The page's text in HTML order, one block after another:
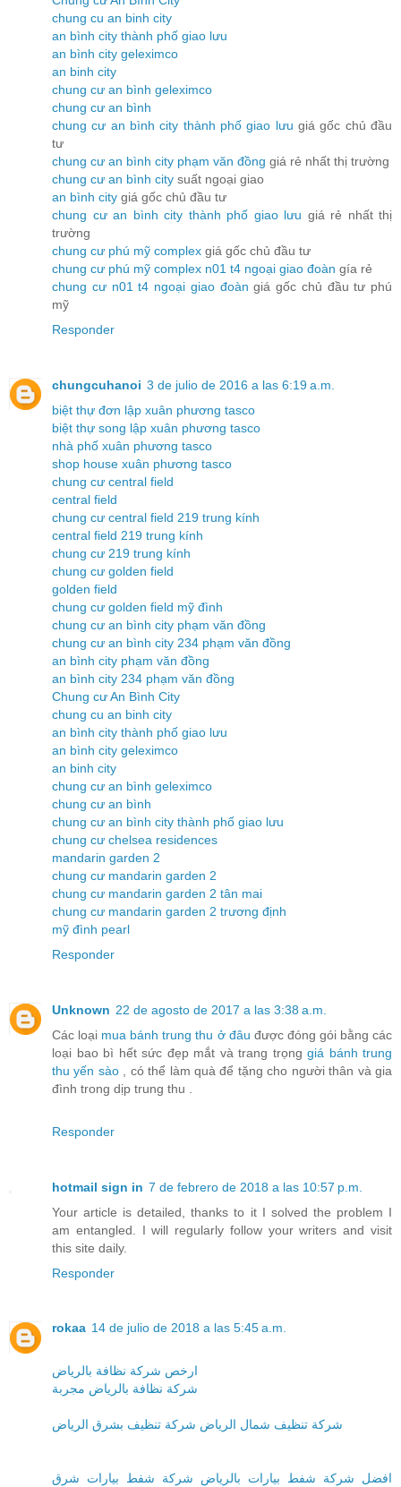
chung cu an binh city
an bình city thành phố giao lưu
an bình city geleximco
an binh city
chung cư an bình geleximco
chung cư an bình
chung cư an bình city thành phố giao lưu giá gốc chủ đầu
tư
chung cư an bình city phạm văn đồng giá rẻ nhất thị trường
chung cư an bình city suất ngoại giao
an bình city giá gốc chủ đầu tư
chung cư an bình city thành phố giao lưu giá rẻ nhất thị
trường
chung cư phú mỹ complex giá gốc chủ đầu tư
chung cư phú mỹ complex n01 t4 ngoại giao đoàn gía rẻ
chung cư n01 t4 ngoại giao đoàn giá gốc chủ đầu tư phú
mỹ
Responder
chungcuhanoi 3 de julio de 2016 a las 6:19 a.m.
biệt thự đơn lập xuân phương tasco
biệt thự song lập xuân phương tasco
nhà phố xuân phương tasco
shop house xuân phương tasco
chung cư central field
central field
chung cư central field 219 trung kính
central field 219 trung kính
chung cư 219 trung kính
chung cư golden field
golden field
chung cư golden field mỹ đình
chung cư an bình city phạm văn đồng
chung cư an bình city 234 phạm văn đồng
an bình city phạm văn đồng
an bình city 234 phạm văn đồng
Chung cư An Bình City
chung cu an binh city
an bình city thành phố giao lưu
an bình city geleximco
an binh city
chung cư an bình geleximco
chung cư an bình
chung cư an bình city thành phố giao lưu
chung cư chelsea residences
mandarin garden 2
chung cư mandarin garden 2
chung cư mandarin garden 2 tân mai
chung cư mandarin garden 2 trương định
mỹ đình pearl
Responder
Unknown 22 de agosto de 2017 a las 3:38 a.m.
Các loại mua bánh trung thu ở đâu được đóng gói bằng các
loại bao bì hết sức đẹp mắt và trang trọng giá bánh trung
thu yến sào, có thể làm quà để tặng cho người thân và gia
đình trong dịp trung thu .
Responder
hotmail sign in 7 de febrero de 2018 a las 10:57 p.m.
Your article is detailed, thanks to it I solved the problem I
am entangled. I will regularly follow your writers and visit
this site daily.
Responder
rokaa 14 de julio de 2018 a las 5:45 a.m.
ارخص شركة نظافة بالرياض
شركة نظافة بالرياض مجربة
شركة تنظيف شمال الرياض شركة تنظيف بشرق الرياض
افضل شركة شفط بيارات بالرياض شركة شفط بيارات شرق